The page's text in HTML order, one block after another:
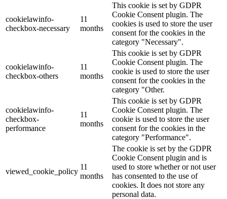
cookielawinfo-
checkbox-necessary
11
months
This cookie is set by GDPR
Cookie Consent plugin. The
cookies is used to store the user
consent for the cookies in the
category "Necessary".
cookielawinfo-
checkbox-others
11
months
This cookie is set by GDPR
Cookie Consent plugin. The
cookie is used to store the user
consent for the cookies in the
category "Other.
cookielawinfo-
checkbox-
performance
11
months
This cookie is set by GDPR
Cookie Consent plugin. The
cookie is used to store the user
consent for the cookies in the
category "Performance".
viewed_cookie_policy
11
months
The cookie is set by the GDPR
Cookie Consent plugin and is
used to store whether or not user
has consented to the use of
cookies. It does not store any
personal data.